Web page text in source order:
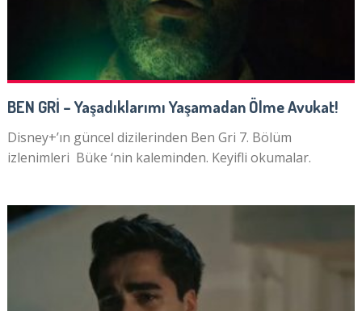
BEN GRİ – Yaşadıklarımı Yaşamadan Ölme Avukat!
Disney+’ın güncel dizilerinden Ben Gri 7. Bölüm
izlenimleri Büke ‘nin kaleminden. Keyifli okumalar.